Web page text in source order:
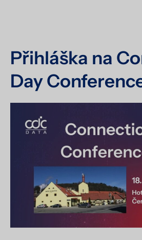
Přihláška na
Day